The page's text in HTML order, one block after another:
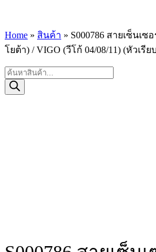
Home » สินค้า » S000786 สายเซ็นเซ
โยต้า) / VIGO (วีโก้ 04/08/11) (หัวเรี
Products
search